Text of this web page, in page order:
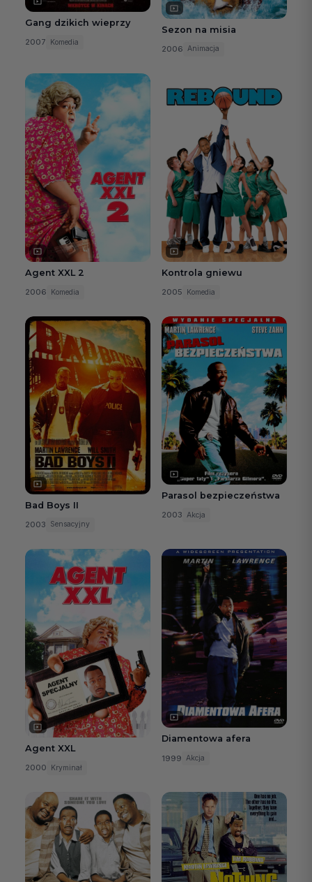
Gang dzikich wieprzy
2007 Komedia
Sezon na misia
2006 Animacja
Agent XXL 2
2006 Komedia
Kontrola gniewu
2005 Komedia
Bad Boys II
2003 Sensacyjny
Parasol bezpieczeństwa
2003 Akcja
Agent XXL
2000 Kryminał
Diamentowa afera
1999 Akcja